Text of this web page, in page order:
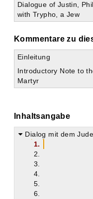
Dialogue of Justin,
with Trypho, a Jew
Kommentare zu
Einleitung
Introductory Note to
Martyr
Inhaltsangabe
Dialog mit dem
1.
2.
3.
4.
5.
6.